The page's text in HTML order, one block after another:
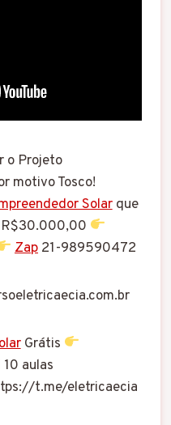
o Projeto
motivo Tosco!
Solarque
Zap 21-989590472
Grátis
aulas
t.me/eletricaecia